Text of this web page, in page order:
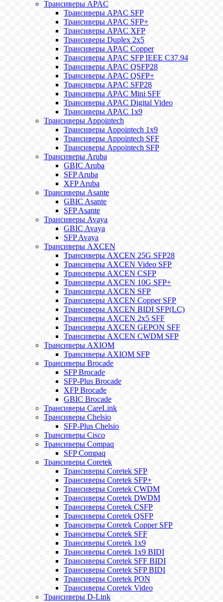
Трансиверы APAC
Трансиверы APAC SFP
Трансиверы APAC SFP+
Трансиверы APAC XFP
Трансиверы Duplex 2x5
Трансиверы APAC Copper
Трансиверы APAC SFP IEEE C37.94
Трансиверы APAC QSFP28
Трансиверы APAC QSFP+
Трансиверы APAC SFP28
Трансиверы APAC Mini SFF
Трансиверы APAC Digital Video
Трансиверы APAC 1x9
Трансиверы Appointech
Трансиверы Appointech 1x9
Трансиверы Appointech SFF
Трансиверы Appointech SFP
Трансиверы Aruba
GBIC Aruba
SFP Aruba
XFP Aruba
Трансиверы Asante
GBIC Asante
SFP Asante
Трансиверы Avaya
GBIC Avaya
SFP Avaya
Трансиверы AXCEN
Трансиверы AXCEN 25G SFP28
Трансиверы AXCEN Video SFP
Трансиверы AXCEN CSFP
Трансиверы AXCEN 10G SFP+
Трансиверы AXCEN SFP
Трансиверы AXCEN Copper SFP
Трансиверы AXCEN BIDI SFP(LC)
Трансиверы AXCEN 2x5 SFF
Трансиверы AXCEN GEPON SFF
Трансиверы AXCEN CWDM SFP
Трансиверы AXIOM
Трансиверы AXIOM SFP
Трансиверы Brocade
SFP Brocade
SFP-Plus Brocade
XFP Brocade
GBIC Brocade
Трансиверы CareLink
Трансиверы Chelsio
SFP-Plus Chelsio
Трансиверы Cisco
Трансиверы Compaq
SFP Compaq
Трансиверы Coretek
Трансиверы Coretek SFP
Трансиверы Coretek SFP+
Трансиверы Coretek CWDM
Трансиверы Coretek DWDM
Трансиверы Coretek CSFP
Трансиверы Coretek QSFP
Трансиверы Coretek Copper SFP
Трансиверы Coretek SFF
Трансиверы Coretek 1x9
Трансиверы Coretek 1x9 BIDI
Трансиверы Coretek SFF BIDI
Трансиверы Coretek SFP BIDI
Трансиверы Coretek PON
Трансиверы Coretek Video
Трансиверы D-Link